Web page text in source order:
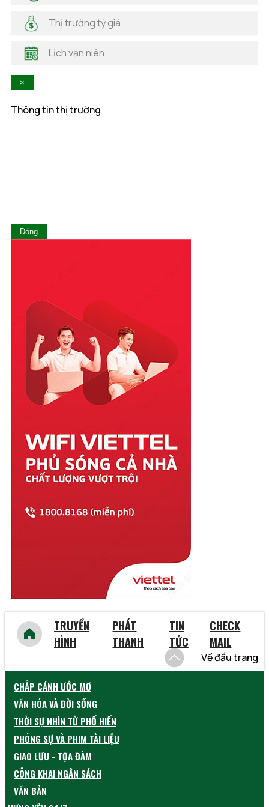
Hà Tĩnh
Hòa Bình
Lai Châu
Quảng Ngãi
Quảng Ninh
Quảng Trị
Sóc Trăng
Sơn La
Tây Ninh
Thái Bình
Thái Nguyên
Thừa Thiên Huế
Tiền Giang
Trà Vinh
Tuyên Quang
Vĩnh Phúc
Vũng Tàu
Thị trường tỷ giá
Lịch vạn niên
×
Thông tin thị trường
Đóng
TRUYỀN
HÌNH
PHÁT
THANH
TIN
TỨC
CHECK
MAIL
Về đầu trang
CHẮP CÁNH ƯỚC MƠ
VĂN HÓA VÀ ĐỜI SỐNG
THỜI SỰ NHÌN TỪ PHỐ HIẾN
PHÓNG SỰ VÀ PHIM TÀI LIỆU
GIAO LƯU - TỌA ĐÀM
CÔNG KHAI NGÂN SÁCH
VĂN BẢN